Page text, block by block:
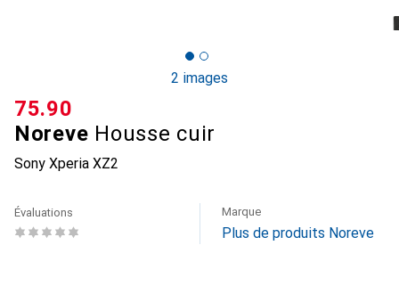
2 images
Noreve Housse cuir
Sony Xperia XZ2
CHF
75.90
Évaluations Marque
Plus de produits Noreve